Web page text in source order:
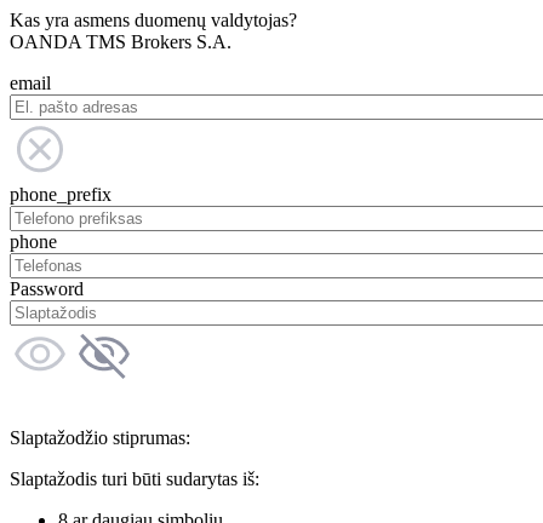
Kas yra asmens duomenų valdytojas?
OANDA TMS Brokers S.A.
email
phone_prefix
phone
Password
Slaptažodžio stiprumas:
Slaptažodis turi būti sudarytas iš: